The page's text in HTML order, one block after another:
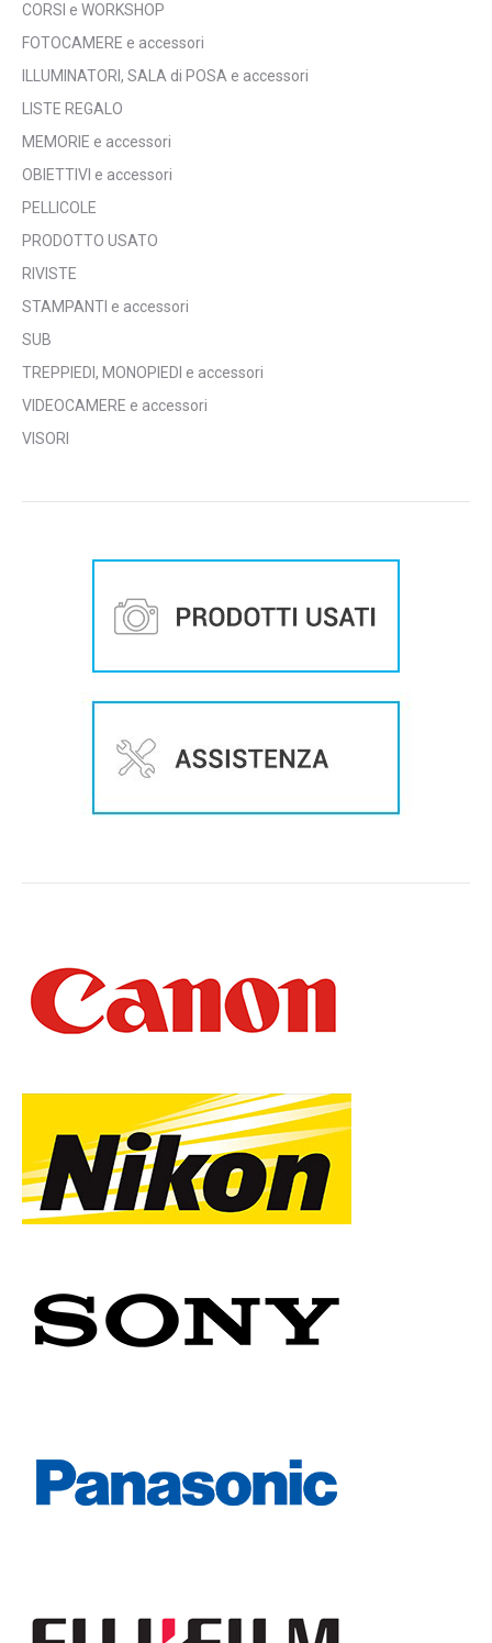
CORSI e WORKSHOP
FOTOCAMERE e accessori
ILLUMINATORI, SALA di POSA e accessori
LISTE REGALO
MEMORIE e accessori
OBIETTIVI e accessori
PELLICOLE
PRODOTTO USATO
RIVISTE
STAMPANTI e accessori
SUB
TREPPIEDI, MONOPIEDI e accessori
VIDEOCAMERE e accessori
VISORI